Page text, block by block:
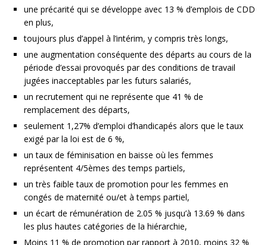
une précarité qui se développe avec 13 % d’emplois de CDD
en plus,
toujours plus d’appel à l’intérim, y compris très longs,
une augmentation conséquente des départs au cours de la
période d’essai provoqués par des conditions de travail
jugées inacceptables par les futurs salariés,
un recrutement qui ne représente que 41 % de
remplacement des départs,
seulement 1,27% d’emploi d’handicapés alors que le taux
exigé par la loi est de 6 %,
un taux de féminisation en baisse où les femmes
représentent 4/5èmes des temps partiels,
un très faible taux de promotion pour les femmes en
congés de maternité ou/et à temps partiel,
un écart de rémunération de 2.05 % jusqu’à 13.69 % dans
les plus hautes catégories de la hiérarchie,
Moins 11 % de promotion par rapport à 2010, moins 32 %